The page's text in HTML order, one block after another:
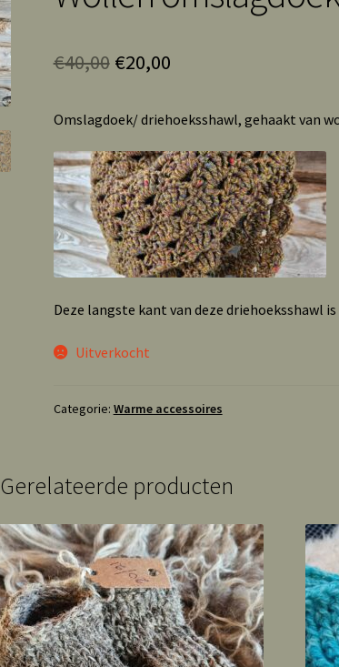
€40,00 Oorspronkelijke
was:
€40,00.
€20,00Huidige
is:
€20,00.
Omslagdoek/ driehoeksshawl, gehaakt van
Deze langste kant van deze driehoeksshawl
Uitverkocht
Categorie: Warme accessoires
Gerelateerde producten